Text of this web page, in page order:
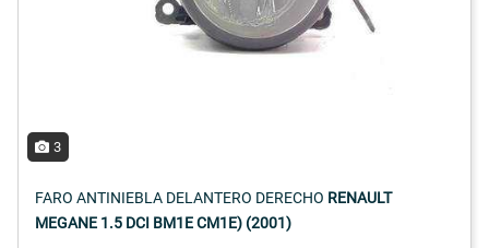
3
FARO ANTINIEBLA DELANTERO DERECHO RENAULT
MEGANE 1.5 DCI BM1E CM1E) (2001)